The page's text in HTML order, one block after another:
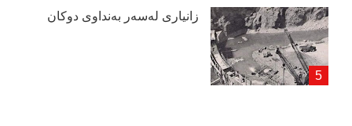
زانیاری لەسەر بەنداوی دوكان